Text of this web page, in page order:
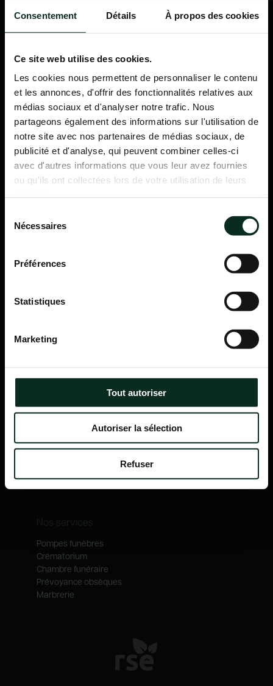
Consentement Détails À propos des cookies
Ce site web utilise des cookies.
Les cookies nous permettent de personnaliser le contenu
et les annonces, d'offrir des fonctionnalités relatives aux
médias sociaux et d'analyser notre trafic. Nous
partageons également des informations sur l'utilisation de
notre site avec nos partenaires de médias sociaux, de
publicité et d'analyse, qui peuvent combiner celles-ci
avec d'autres informations que vous leur avez fournies
ou qu'ils ont collectées lors de votre utilisation de leurs
Nécessaires
Préférences
Statistiques
Marketing
Tout autoriser
Autoriser la sélection
Refuser
P.F.C.A Pompes Funèbres des Communes Associées
Itinéraire
Navigation
Qui sommes-nous ?
Notre catalogue
Nos métiers
Pompes funèbres
Crématorium
Chambre funéraire
Prévoyance obsèques
Marbrerie